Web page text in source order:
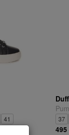
41 37
495